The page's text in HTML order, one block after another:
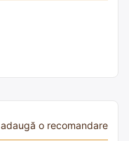
adaugă o recomandare